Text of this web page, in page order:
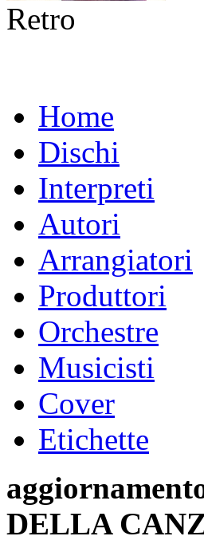
Retro
Home
Dischi
Interpreti
Autori
Arrangiatori
Produttori
Orchestre
Musicisti
Cover
Etichette
DELLA